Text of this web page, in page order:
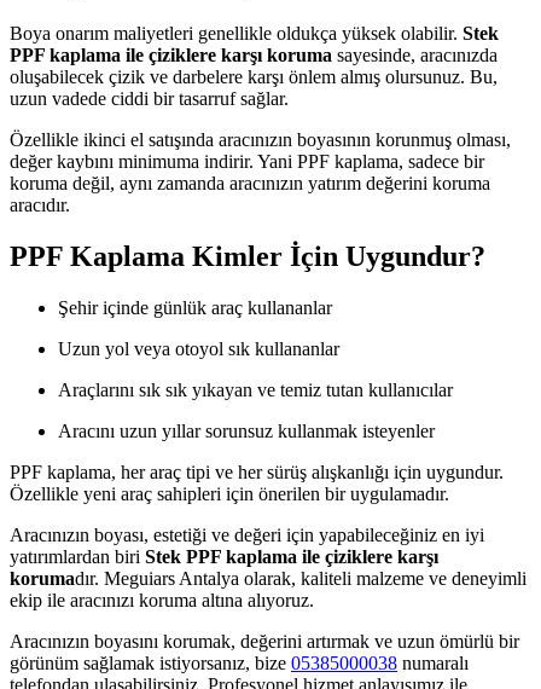
Boya onarım maliyetleri genellikle oldukça yüksek olabilir. Stek
PPF kaplama ile çiziklere karşı koruma sayesinde, aracınızda
oluşabilecek çizik ve darbelere karşı önlem almış olursunuz. Bu,
uzun vadede ciddi bir tasarruf sağlar.
Özellikle ikinci el satışında aracınızın boyasının korunmuş olması,
değer kaybını minimuma indirir. Yani PPF kaplama, sadece bir
koruma değil, aynı zamanda aracınızın yatırım değerini koruma
aracıdır.
PPF Kaplama Kimler İçin Uygundur?
Şehir içinde günlük araç kullananlar
Uzun yol veya otoyol sık kullananlar
Araçlarını sık sık yıkayan ve temiz tutan kullanıcılar
Aracını uzun yıllar sorunsuz kullanmak isteyenler
PPF kaplama, her araç tipi ve her sürüş alışkanlığı için uygundur.
Özellikle yeni araç sahipleri için önerilen bir uygulamadır.
Aracınızın boyası, estetiği ve değeri için yapabileceğiniz en iyi
yatırımlardan biri Stek PPF kaplama ile çiziklere karşı
korumadır. Meguiars Antalya olarak, kaliteli malzeme ve deneyimli
ekip ile aracınızı koruma altına alıyoruz.
Aracınızın boyasını korumak, değerini artırmak ve uzun ömürlü bir
görünüm sağlamak istiyorsanız, bize 05385000038 numaralı
telefondan ulaşabilirsiniz. Profesyonel hizmet anlayışımız ile